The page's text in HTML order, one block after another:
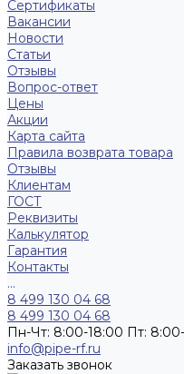
Сертификаты
Вакансии
Новости
Статьи
Отзывы
Вопрос-ответ
Цены
Акции
Карта сайта
Правила возврата товара
Отзывы
Клиентам
ГОСТ
Реквизиты
Калькулятор
Гарантия
Контакты
...
8 499 130 04 68
8 499 130 04 68
Пн-Чт: 8:00-18:00 Пт:
info@pipe-rf.ru
Заказать звонок